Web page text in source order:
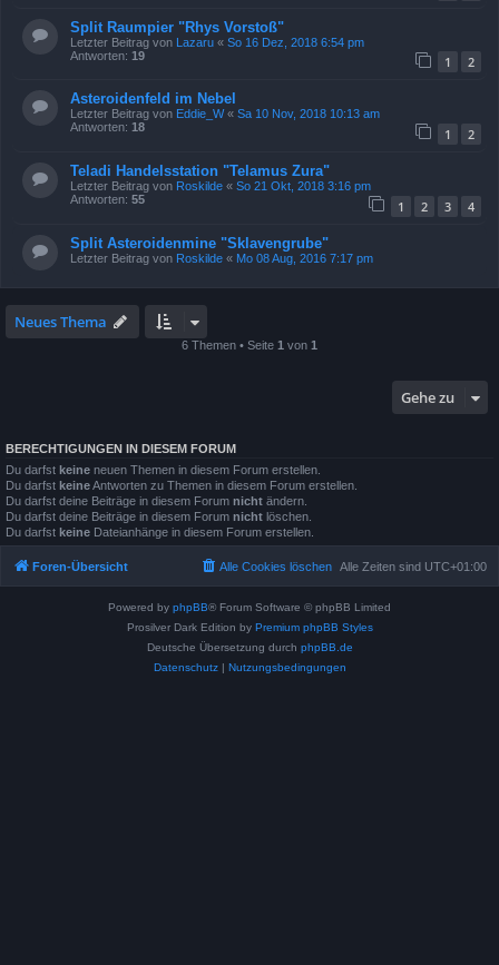
Split Raumpier "Rhys Vorstoß"
Letzter Beitrag von Lazaru « So 16 Dez, 2018 6:54 pm
Antworten: 19 1 2
Asteroidenfeld im Nebel
Letzter Beitrag von Eddie_W« Sa 10 Nov, 2018 10:13 am
Antworten: 18 1 2
Teladi Handelsstation "Telamus Zura"
Letzter Beitrag von Roskilde « So 21 Okt, 2018 3:16 pm
Antworten: 55 1 2 3 4
Split Asteroidenmine "Sklavengrube"
Letzter Beitrag von Roskilde « Mo 08 Aug, 2016 7:17 pm
Neues Thema
6 Themen • Seite 1 von 1
Gehe zu
BERECHTIGUNGEN IN DIESEM FORUM
Du darfst keine neuen Themen in diesem Forum erstellen.
Du darfst keineAntworten zu Themen in diesem Forum erstellen.
Du darfst deine Beiträge in diesem Forum nicht ändern.
Du darfst deine Beiträge in diesem Forum nicht löschen.
Du darfst keine Dateianhänge in diesem Forum erstellen.
Foren-Übersicht Alle Zeiten sind UTC+01:00
Alle Cookies löschen
Powered by phpBB® Forum Software © phpBB Limited
Prosilver Dark Edition by Premium phpBB Styles
Deutsche Übersetzung durch phpBB.de
Datenschutz| Nutzungsbedingungen